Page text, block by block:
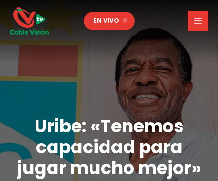
contenido
EN VIVO
Uribe: «Tenemos
capacidad para
jugar mucho mejor»